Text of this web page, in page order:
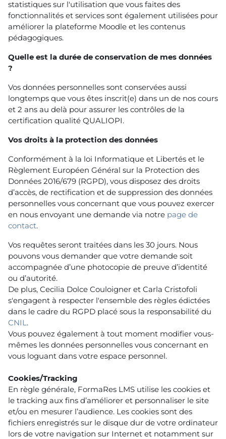
statistiques sur l'utilisation que vous faites des
fonctionnalités et services sont également utilisées pour
améliorer la plateforme Moodle et les contenus
pédagogiques.
Quelle est la durée de conservation de mes données
?
Vos données personnelles sont conservées aussi
longtemps que vous êtes inscrit(e) dans un de nos cours
et 2 ans au delà pour assurer les contrôles de la
certification qualité QUALIOPI.
Vos droits à la protection des données
Conformément à la loi Informatique et Libertés et le
Règlement Européen Général sur la Protection des
Données 2016/679 (RGPD), vous disposez des droits
d’accès, de rectification et de suppression des données
personnelles vous concernant que vous pouvez exercer
en nous envoyant une demande via notre page de
contact.
Vos requêtes seront traitées dans les 30 jours. Nous
pouvons vous demander que votre demande soit
accompagnée d’une photocopie de preuve d’identité
ou d’autorité.
De plus, Cecilia Dolce Couloigner et Carla Cristofoli
s'engagent à respecter l'ensemble des règles édictées
dans le cadre du RGPD placé sous la responsabilité du
CNIL.
Vous pouvez également à tout moment modifier vous-
mêmes les données personnelles vous concernant en
vous loguant dans votre espace personnel.
Cookies/Tracking
En règle générale, FormaRes LMS utilise les cookies et
le tracking aux fins d’améliorer et personnaliser le site
et/ou en mesurer l’audience. Les cookies sont des
fichiers enregistrés sur le disque dur de votre ordinateur
lors de votre navigation sur Internet et notamment sur